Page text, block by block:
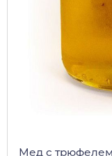
Мед с